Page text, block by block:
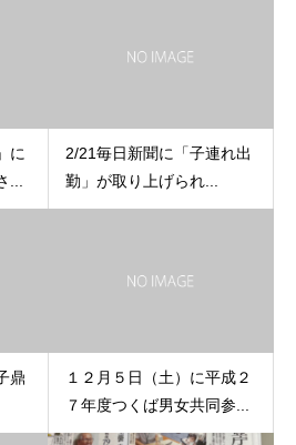
に
2/21毎日新聞に「子連れ出
勤」が取り上げられ...
鼎
１２月５日（土）に平成２
７年度つくば男女共同参...